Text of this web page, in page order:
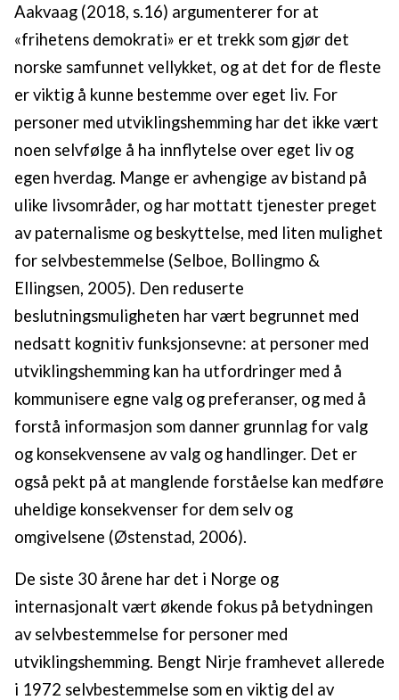
Aakvaag (2018, s.16) argumenterer for at
«frihetens demokrati» er et trekk som gjør det
norske samfunnet vellykket, og at det for de fleste
er viktig å kunne bestemme over eget liv. For
personer med utviklingshemming har det ikke vært
noen selvfølge å ha innflytelse over eget liv og
egen hverdag. Mange er avhengige av bistand på
ulike livsområder, og har mottatt tjenester preget
av paternalisme og beskyttelse, med liten mulighet
for selvbestemmelse (Selboe, Bollingmo &
Ellingsen, 2005). Den reduserte
beslutningsmuligheten har vært begrunnet med
nedsatt kognitiv funksjonsevne: at personer med
utviklingshemming kan ha utfordringer med å
kommunisere egne valg og preferanser, og med å
forstå informasjon som danner grunnlag for valg
og konsekvensene av valg og handlinger. Det er
også pekt på at manglende forståelse kan medføre
uheldige konsekvenser for dem selv og
omgivelsene (Østenstad, 2006).
De siste 30 årene har det i Norge og
internasjonalt vært økende fokus på betydningen
av selvbestemmelse for personer med
utviklingshemming. Bengt Nirje framhevet allerede
i 1972 selvbestemmelse som en viktig del av